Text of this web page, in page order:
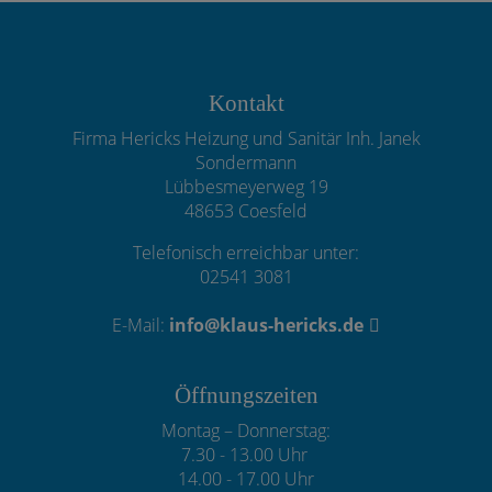
Kontakt
Firma Hericks Heizung und Sanitär Inh. Janek
Sondermann
Lübbesmeyerweg 19
48653 Coesfeld
Telefonisch erreichbar unter:
02541 3081
E-Mail: info@klaus-hericks.de
Öffnungszeiten
Montag – Donnerstag:
7.30 - 13.00 Uhr
14.00 - 17.00 Uhr